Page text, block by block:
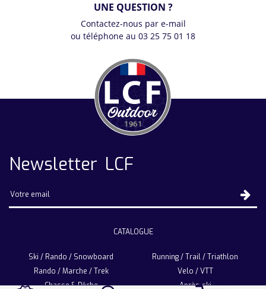
UNE QUESTION ?
Contactez-nous par e-mail
ou téléphone au 03 25 75 01 18
Newsletter LCF
CATALOGUE
Ski / Rando / Snowboard
Running / Trail / Triathlon
Rando / Marche / Trek
Velo / VTT
Chasse & Pêche
Après-ski